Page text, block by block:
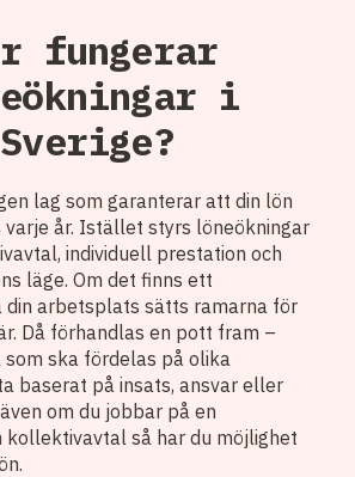
fungerar
i
Sverige?
lag som garanterar att din lön
år. Istället styrs löneökningar
individuell prestation och
läge. Om det finns ett
arbetsplats sätts ramarna för
Då förhandlas en pott fram –
ska fördelas på olika
baserat på insats, ansvar eller
om du jobbar på en
så har du möjlighet